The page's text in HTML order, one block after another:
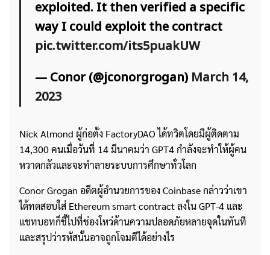
สำหรับ:
exploited. It then verified a specific
way I could exploit the contract
pic.twitter.com/its5puakUW
— Conor (@jconorgrogan) March 14,
2023
Nick Almond ผู้ก่อตั้ง FactoryDAO ได้ทวิตโดยมีผู้ติดตาม
14,300 คนเมื่อวันที่ 14 มีนาคมว่า GPT4 กำลังจะทำให้ผู้คน
หวาดกลัวและจะทำลายระบบการศึกษาทั่วโลก
Conor Grogan อดีตผู้อำนวยการของ Coinbase กล่าวว่าเขา
ได้ทดสอบใส่ Ethereum smart contract ลงใน GPT-4 และ
แชทบอทก็ชี้ไปที่ช่องโหว่ด้านความปลอดภัยหลายจุดในทันที
และสรุปว่ารหัสนั้นอาจถูกโจมตีได้อย่างไร